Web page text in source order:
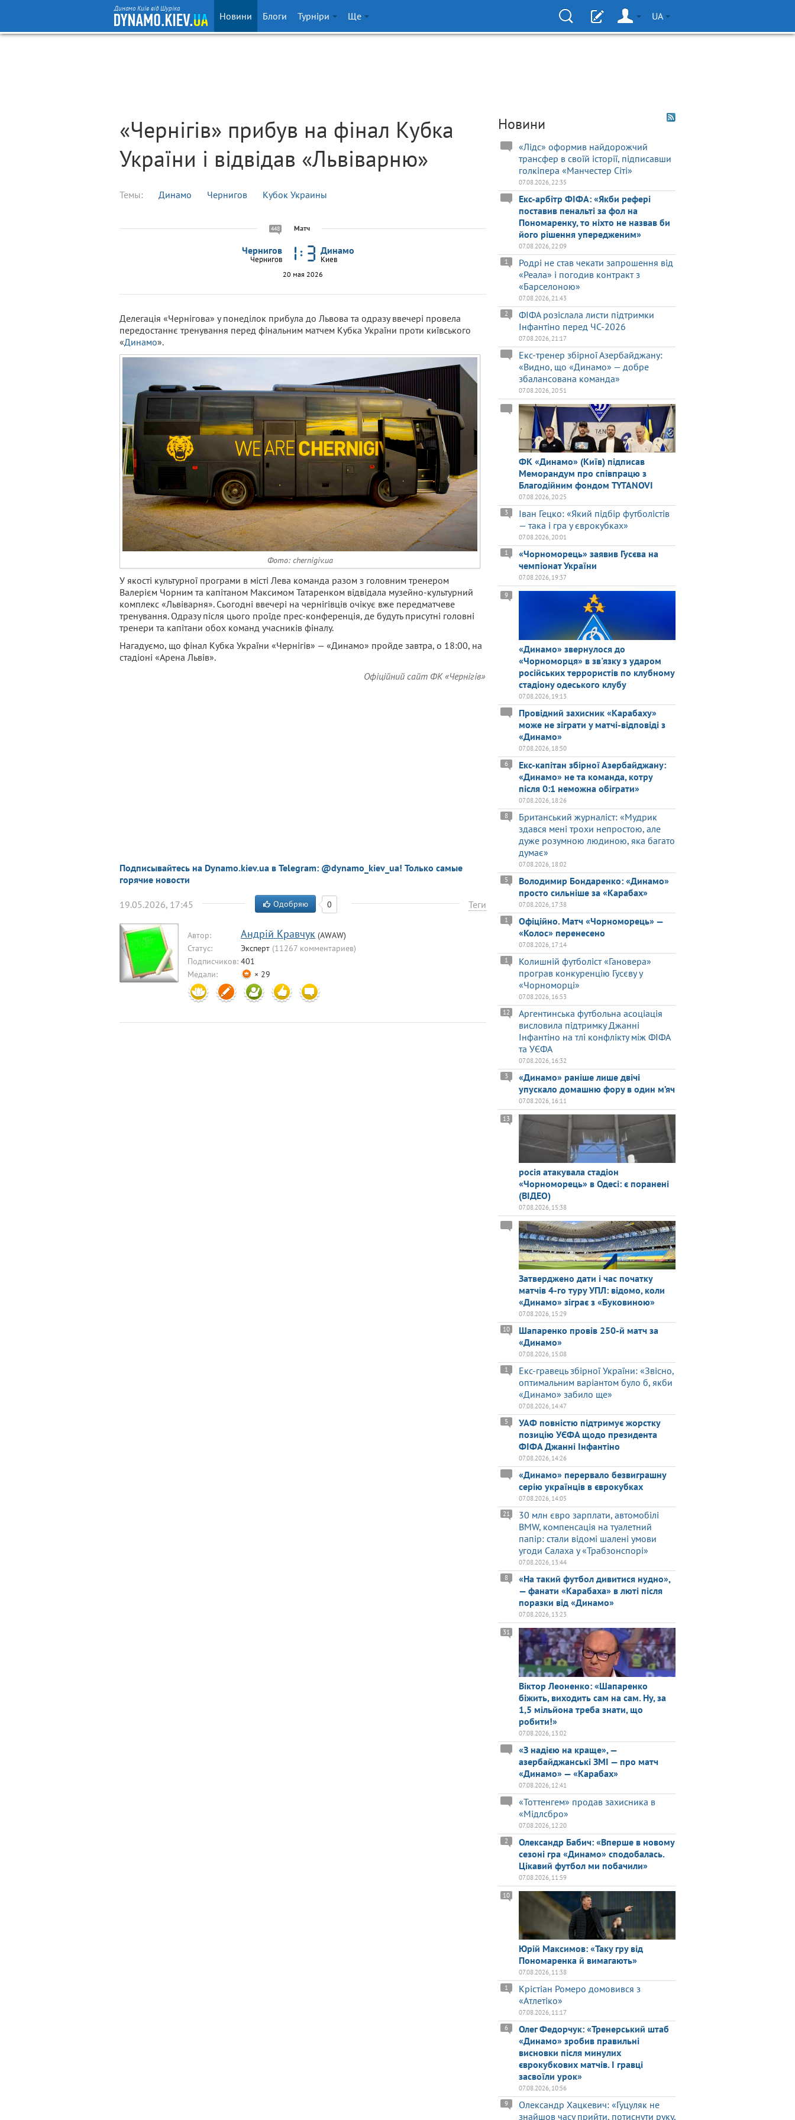
Динамо Київ від Шуріка
Новини Блоги Турніри Ще UA
«Чернігів» прибув на фінал Кубка
України і відвідав «Львіварню»
Темы: Динамо Чернигов Кубок Украины
448 Матч
Чернигов
Чернигов
Динамо
Киев
20 мая 2026
Делегація «Чернігова» у понеділок прибула до Львова та одразу ввечері провела
передостаннє тренування перед фінальним матчем Кубка України проти київського
«Динамо».
Фото: chernigiv.ua
У якості культурної програми в місті Лева команда разом з головним тренером
Валерієм Чорним та капітаном Максимом Татаренком відвідала музейно-культурний
комплекс «Львіварня». Сьогодні ввечері на чернігівців очікує вже передматчеве
тренування. Одразу після цього проїде прес-конференція, де будуть присутні головні
тренери та капітани обох команд учасників фіналу.
Нагадуємо, що фінал Кубка України «Чернігів» — «Динамо» пройде завтра, о 18:00, на
стадіоні «Арена Львів».
Офіційний сайт ФK «Чернігів»
Подписывайтесь на Dynamo.kiev.ua в Telegram: @dynamo_kiev_ua! Только самые
горячие новости
19.05.2026, 17:45 Теги
Одобряю 0
Автор: Aндрiй Кравчук (AWAW)
Статус:
Эксперт (11267 комментариев)
Подписчиков: 401
Медали:
× 29
Новини
«Лідс» оформив найдорожчий
трансфер в своїй історії, підписавши
голкіпера «Манчестер Сіті»
07.08.2026, 22:35
Екс-арбітр ФІФА: «Якби рефері
поставив пенальті за фол на
Пономаренку, то ніхто не назвав би
його рішення упередженим»
07.08.2026, 22:09
Родрі не став чекати запрошення від
«Реала» і погодив контракт з
«Барселоною»
1
07.08.2026, 21:43
ФІФА розіслала листи підтримки
Інфантіно перед ЧС-2026
2
07.08.2026, 21:17
Екс-тренер збірної Азербайджану:
«Видно, що «Динамо» — добре
збалансована команда»
07.08.2026, 20:51
ФК «Динамо» (Київ) підписав
Меморандум про співпрацю з
Благодійним фондом TYTANOVI
07.08.2026, 20:25
Іван Гецко: «Який підбір футболістів
— така і гра у єврокубках»
3
07.08.2026, 20:01
«Чорноморець» заявив Гусєва на
чемпіонат України
1
07.08.2026, 19:37
«Динамо» звернулося до
«Чорноморця» в зв'язку з ударом
російських террористів по клубному
стадіону одеського клубу
9
07.08.2026, 19:13
Провідний захисник «Карабаху»
може не зіграти у матчі-відповіді з
«Динамо»
07.08.2026, 18:50
Екс-капітан збірної Азербайджану:
«Динамо» не та команда, котру
після 0:1 неможна обіграти»
6
07.08.2026, 18:26
Британський журналіст: «Мудрик
здався мені трохи непростою, але
дуже розумною людиною, яка багато
думає»
8
07.08.2026, 18:02
Володимир Бондаренко: «Динамо»
просто сильніше за «Карабах»
5
07.08.2026, 17:38
Офіційно. Матч «Чорноморець» —
«Колос» перенесено
1
07.08.2026, 17:14
Колишній футболіст «Гановера»
програв конкуренцію Гусєву у
«Чорноморці»
1
07.08.2026, 16:53
Аргентинська футбольна асоціація
висловила підтримку Джанні
Інфантіно на тлі конфлікту між ФІФА
та УЄФА
12
07.08.2026, 16:32
«Динамо» раніше лише двічі
упускало домашню фору в один м’яч
3
07.08.2026, 16:11
росія атакувала стадіон
«Чорноморець» в Одесі: є поранені
(ВІДЕО)
13
07.08.2026, 15:38
Затверджено дати і час початку
матчів 4-го туру УПЛ: відомо, коли
«Динамо» зіграє з «Буковиною»
07.08.2026, 15:29
Шапаренко провів 250-й матч за
«Динамо»
10
07.08.2026, 15:08
Екс-гравець збірної України: «Звісно,
оптимальним варіантом було б, якби
«Динамо» забило ще»
1
07.08.2026, 14:47
УАФ повністю підтримує жорстку
позицію УЄФА щодо президента
ФІФА Джанні Інфантіно
5
07.08.2026, 14:26
«Динамо» перервало безвиграшну
серію українців в єврокубках
07.08.2026, 14:05
30 млн євро зарплати, автомобілі
BMW, компенсація на туалетний
папір: стали відомі шалені умови
угоди Салаха у «Трабзонспорі»
21
07.08.2026, 13:44
«На такий футбол дивитися нудно»,
— фанати «Карабаха» в люті після
поразки від «Динамо»
8
07.08.2026, 13:23
Віктор Леоненко: «Шапаренко
біжить, виходить сам на сам. Ну, за
1,5 мільйона треба знати, що
робити!»
31
07.08.2026, 13:02
«З надією на краще», —
азербайджанські ЗМІ — про матч
«Динамо» — «Карабах»
07.08.2026, 12:41
«Тоттенгем» продав захисника в
«Мідлсбро»
07.08.2026, 12:20
Олександр Бабич: «Вперше в новому
сезоні гра «Динамо» сподобалась.
Цікавий футбол ми побачили»
2
07.08.2026, 11:59
Юрій Максимов: «Таку гру від
Пономаренка й вимагають»
10
07.08.2026, 11:38
Крістіан Ромеро домовився з
«Атлетіко»
1
07.08.2026, 11:17
Олег Федорчук: «Тренерський штаб
«Динамо» зробив правильні
висновки після минулих
єврокубкових матчів. І гравці
засвоїли урок»
6
07.08.2026, 10:56
Олександр Хацкевич: «Гуцуляк не
знайшов часу прийти, потиснути руку,
9